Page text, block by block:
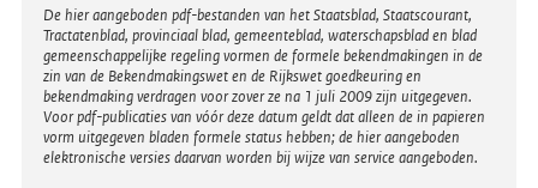
Disclaimer
De hier aangeboden pdf-bestanden van het Staatsblad, Staatscourant,
Tractatenblad, provinciaal blad, gemeenteblad, waterschapsblad en blad
gemeenschappelijke regeling vormen de formele bekendmakingen in de
zin van de Bekendmakingswet en de Rijkswet goedkeuring en
bekendmaking verdragen voor zover ze na 1 juli 2009 zijn uitgegeven.
Voor pdf-publicaties van vóór deze datum geldt dat alleen de in papieren
vorm uitgegeven bladen formele status hebben; de hier aangeboden
elektronische versies daarvan worden bij wijze van service aangeboden.